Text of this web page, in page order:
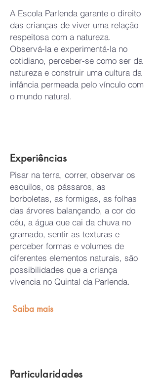
A Escola Parlenda garante o direito
das crianças de viver uma relação
respeitosa com a natureza.
Observá-la e experimentá-la no
cotidiano, perceber-se como ser da
natureza e construir uma cultura da
infância permeada pelo vínculo com
o mundo natural.
Experiências
Pisar na terra, correr, observar os
esquilos, os pássaros, as
borboletas, as formigas, as folhas
das árvores balançando, a cor do
céu, a água que cai da chuva no
gramado, sentir as texturas e
perceber formas e volumes de
diferentes elementos naturais, são
possibilidades que a criança
vivencia no Quintal da Parlenda.
Saiba mais
Particularidades